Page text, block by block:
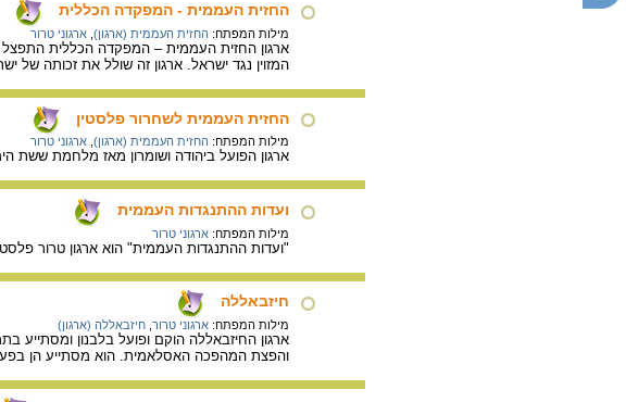
החזית העממית - המפקדה הכללית
מילות המפתח: החזית העממית (ארגון) ארגוני טרור
ארגון החזית העממית – המפקדה הכללית התפצל
המזוין נגד ישראל. ארגון זה שולל את זכותה של
החזית העממית לשחרור פלסטין
מילות המפתח: החזית העממית (ארגון) ארגוני טרור
ארגון הפועל ביהודה ושומרון מאז מלחמת ששת
ועדות ההתנגדות העממית
מילות המפתח: ארגוני טרור
"ועדות ההתנגדות העממית" הוא ארגון טרור
חיזבאללה
מילות המפתח: ארגוני טרור חיזבאללה (ארגון)
ארגון החיזבאללה הוקם ופועל בלבנון ומסתייע
והפצת המהפכה האסלאמית. הוא מסתייע הן